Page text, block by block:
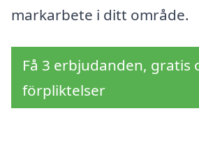
markarbete i ditt område.
Få 3 erbjudanden, gratis
förpliktelser